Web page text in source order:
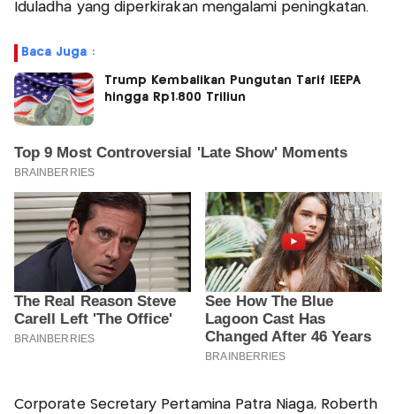
Iduladha yang diperkirakan mengalami peningkatan.
Baca Juga :
Trump Kembalikan Pungutan Tarif IEEPA
hingga Rp1.800 Triliun
Corporate Secretary Pertamina Patra Niaga, Roberth